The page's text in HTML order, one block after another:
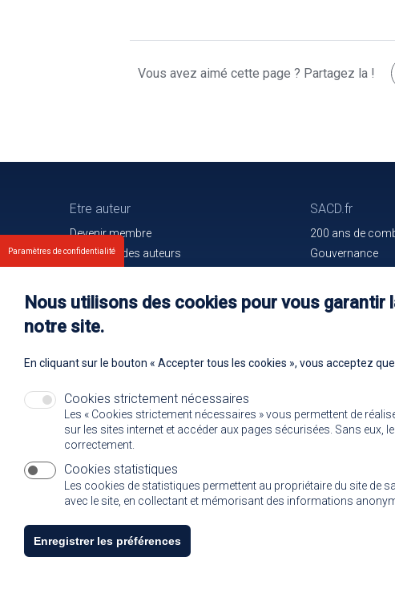
Vous avez aimé cette page ? Partagez la !
Etre auteur
Devenir membre
Les droits des auteurs
Nos membres
SACD.fr
200 ans de
Gouvernance
Communiqués
Oeuvres en
Paramètres de confidentialité
Nous utilisons des cookies pour vous garantir
notre site.
En cliquant sur le bouton « Accepter tous les cookies », vous acceptez
Cookies strictement nécessaires
Les « Cookies strictement nécessaires » vous permettent de
sur les sites internet et accéder aux pages sécurisées. Sans eux,
correctement.
Cookies statistiques
Les cookies de statistiques permettent au propriétaire du site de
avec le site, en collectant et mémorisant des informations
Enregistrer les préférences